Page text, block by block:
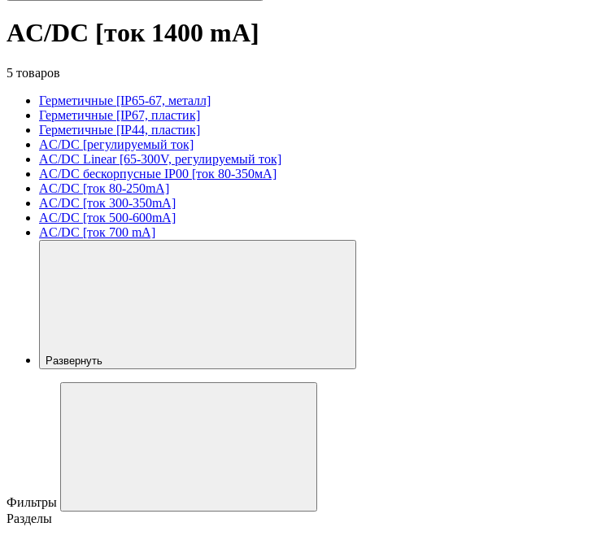
AC/DC [ток 1400 mA]
5 товаров
Герметичные [IP65-67, металл]
Герметичные [IP67, пластик]
Герметичные [IP44, пластик]
AC/DC [регулируемый ток]
AC/DC Linear [65-300V, регулируемый ток]
AC/DC бескорпусные IP00 [ток 80-350мА]
AC/DC [ток 80-250mA]
AC/DC [ток 300-350mA]
AC/DC [ток 500-600mA]
AC/DC [ток 700 mA]
Развернуть
Фильтры
Разделы